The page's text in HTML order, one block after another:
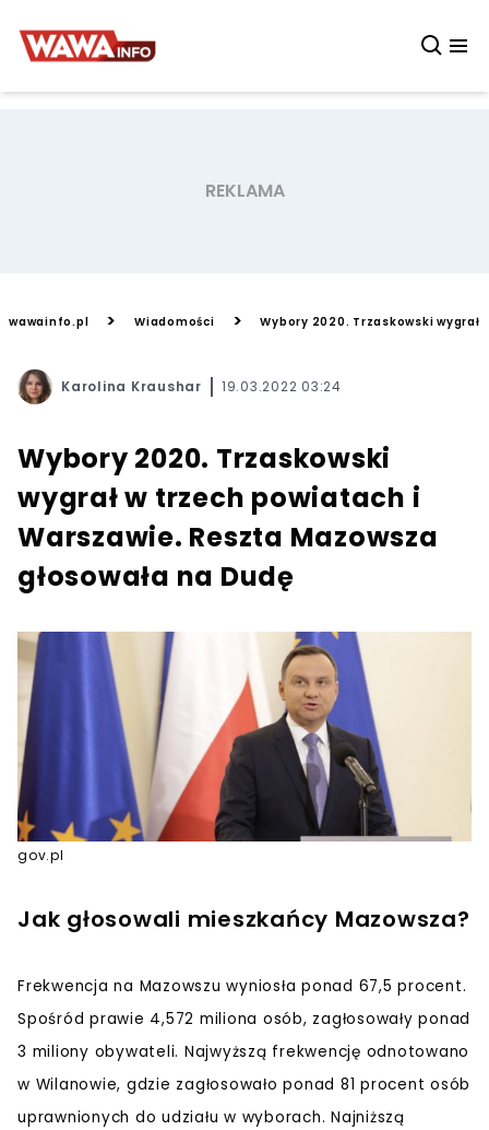
wawainfo.pl > Wiadomości > Wybory 2020. Trzaskowski wygrał
Karolina Kraushar 19.03.2022 03:24
Wybory 2020. Trzaskowski
wygrał w trzech powiatach i
Warszawie. Reszta Mazowsza
głosowała na Dudę
gov.pl
Jak głosowali mieszkańcy Mazowsza?
Frekwencja na Mazowszu wyniosła ponad 67,5 procent.
Spośród prawie 4,572 miliona osób, zagłosowały ponad
3 miliony obywateli. Najwyższą frekwencję odnotowano
w Wilanowie, gdzie zagłosowało ponad 81 procent osób
uprawnionych do udziału w wyborach. Najniższą